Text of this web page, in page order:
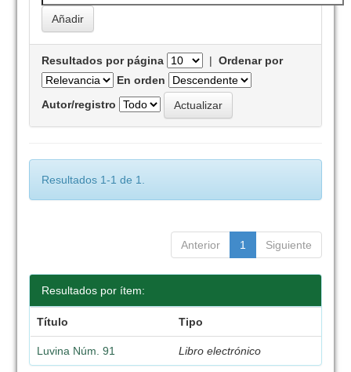
Resultados por página |Ordenar por
En orden
Autor/registro
Resultados 1-1 de 1.
Anterior 1 Siguiente
Resultados por ítem:
Título Tipo
Luvina Núm. 91 Libro electrónico